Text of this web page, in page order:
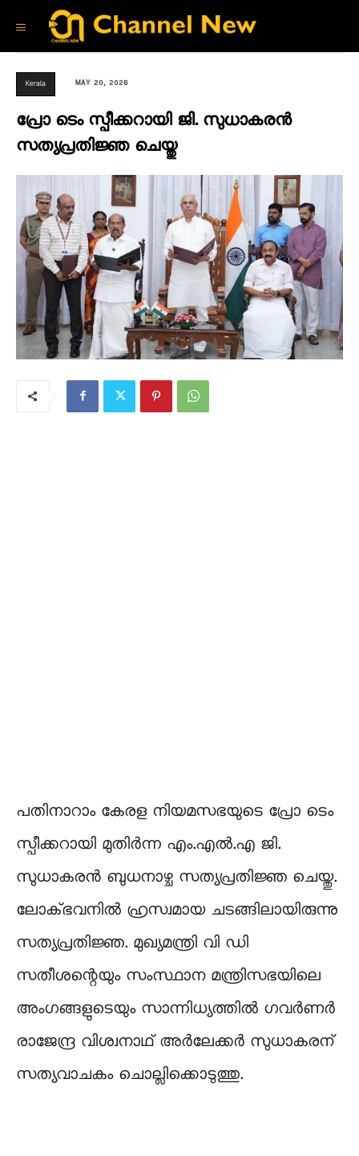
Kerala MAY 20, 2026
പ്രോ ടെം സ്പീക്കറായി ജി. സുധാകരൻ
സത്യപ്രതിജ്ഞ ചെയ്തു
പതിനാറാം കേരള നിയമസഭയുടെ പ്രോ ടെം
സ്പീക്കറായി മുതിർന്ന എം.എൽ.എ ജി.
സുധാകരൻ ബുധനാഴ്ച സത്യപ്രതിജ്ഞ ചെയ്തു.
ലോക്ഭവനിൽ ഹ്രസ്വമായ ചടങ്ങിലായിരുന്നു
സത്യപ്രതിജ്ഞ. മുഖ്യമന്ത്രി വി ഡി
സതീശന്റെയും സംസ്ഥാന മന്ത്രിസഭയിലെ
അംഗങ്ങളുടെയും സാന്നിധ്യത്തിൽ ഗവർണർ
രാജേന്ദ്ര വിശ്വനാഥ് അർലേക്കർ സുധാകരന്
സത്യവാചകം ചൊല്ലിക്കൊടുത്തു.